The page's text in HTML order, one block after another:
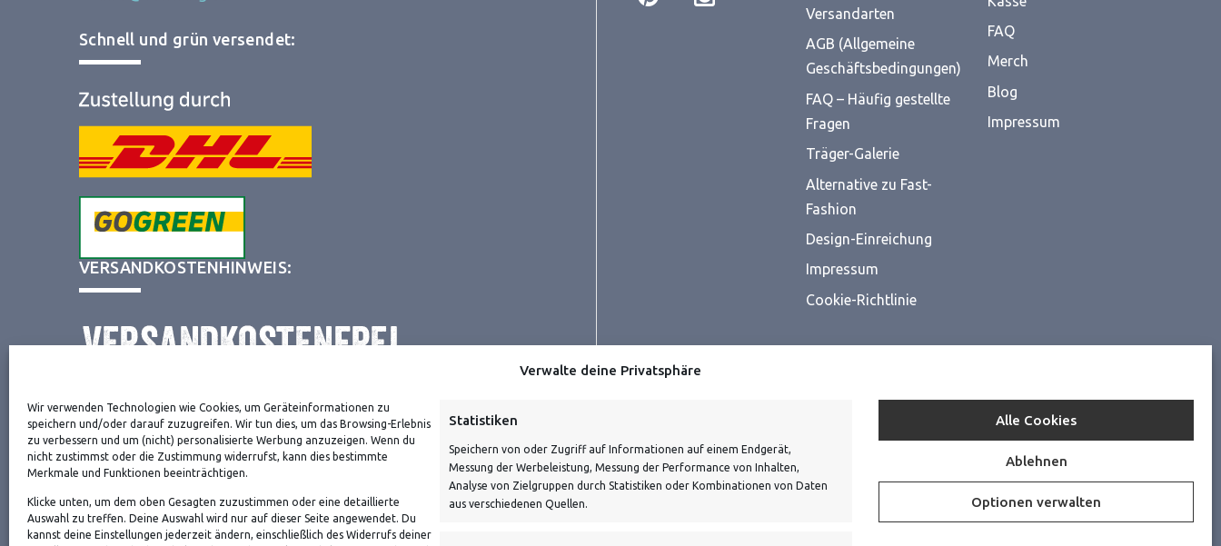
Verwalte deine Privatsphäre
Wir verwenden Technologien wie Cookies, um Geräteinformationen zu
speichern und/oder darauf zuzugreifen. Wir tun dies, um das Browsing-Erlebnis
zu verbessern und um (nicht) personalisierte Werbung anzuzeigen. Wenn du
nicht zustimmst oder die Zustimmung widerrufst, kann dies bestimmte
Merkmale und Funktionen beeinträchtigen.
Klicke unten, um dem oben Gesagten zuzustimmen oder eine detaillierte
Auswahl zu treffen. Deine Auswahl wird nur auf dieser Seite angewendet. Du
kannst deine Einstellungen jederzeit ändern, einschließlich des Widerrufs deiner
Statistiken
Speichern von oder Zugriff auf Informationen auf einem Endgerät,
Messung der Werbeleistung, Messung der Performance von Inhalten,
Analyse von Zielgruppen durch Statistiken oder Kombinationen von Daten
aus verschiedenen Quellen.
Alle Cookies
Ablehnen
Optionen verwalten
Schnell und grün versendet:
VERSANDKOSTENHINWEIS:
NEWSLETTER
Danke, deine Registrierung war erfolgreich! Bitte prüfe dein E-Mail-Konto für
die Bestätigung.
Versandarten
AGB (Allgemeine
Geschäftsbedingungen)
FAQ – Häufig gestellte
Fragen
Träger-Galerie
Alternative zu Fast-
Fashion
Design-Einreichung
Impressum
Cookie-Richtlinie
FAQ
Merch
Blog
Impressum